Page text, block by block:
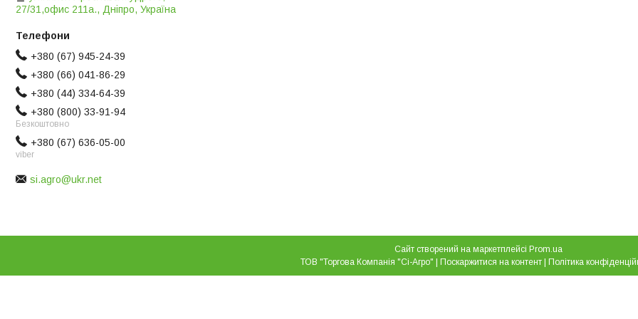
27/31,офис 211а., Дніпро, Україна
+380 (67) 945-24-39
+380 (66) 041-86-29
+380 (44) 334-64-39
+380 (800) 33-91-94
Безкоштовно
+380 (67) 636-05-00
viber
si.agro@ukr.net
Сайт створений на маркетплейсі Prom.ua
ТОВ "Торгова Компанія "Сі-Агро" | Поскаржитися на контент | Політика